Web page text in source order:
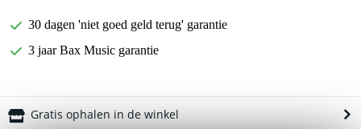
30 dagen 'niet goed geld terug' garantie
3 jaar Bax Music garantie
Gratis ophalen in de winkel